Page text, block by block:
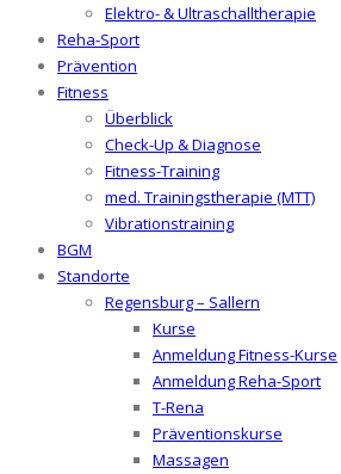
Elektro- & Ultraschalltherapie
Reha-Sport
Prävention
Fitness
Überblick
Check-Up & Diagnose
Fitness-Training
med. Trainingstherapie (MTT)
Vibrationstraining
BGM
Standorte
Regensburg – Sallern
Kurse
Anmeldung Fitness-Kurse
Anmeldung Reha-Sport
T-Rena
Präventionskurse
Massagen